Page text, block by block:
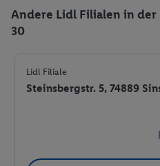
Andere Lidl Filialen in der
30
Lidl Filiale
Steinsbergstr. 5, 74889